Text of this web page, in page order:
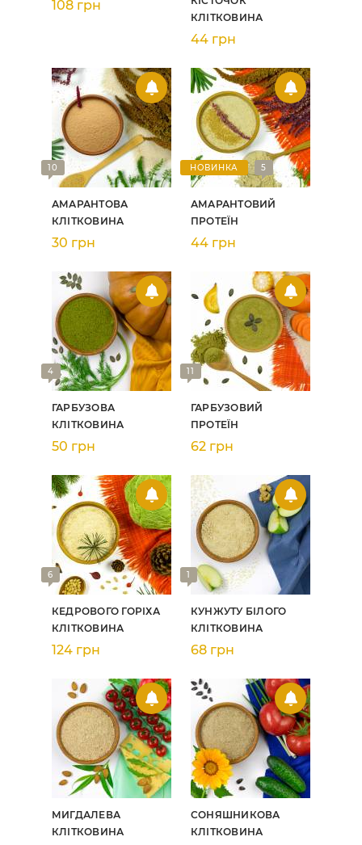
108 грн
КЛІТКОВИНА
44 грн
10
АМАРАНТОВА
КЛІТКОВИНА
30 грн
НОВИНКА 5
АМАРАНТОВИЙ
ПРОТЕЇН
44 грн
4
ГАРБУЗОВА
КЛІТКОВИНА
50 грн
11
ГАРБУЗОВИЙ
ПРОТЕЇН
62 грн
6
КЕДРОВОГО ГОРІХА
КЛІТКОВИНА
124 грн
1
КУНЖУТУ БІЛОГО
КЛІТКОВИНА
68 грн
МИГДАЛЕВА
КЛІТКОВИНА
СОНЯШНИКОВА
КЛІТКОВИНА